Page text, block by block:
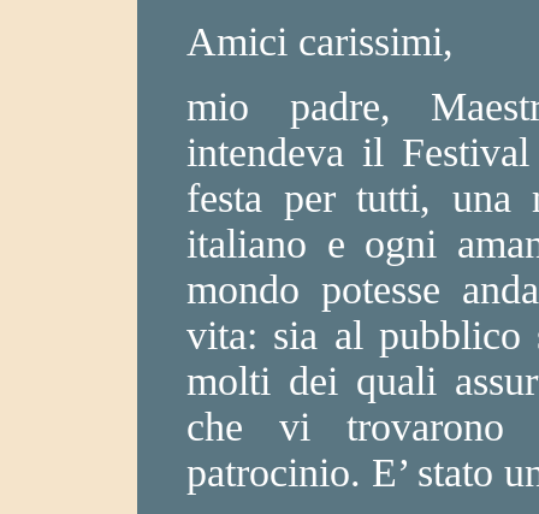
Amici carissimi,
mio padre,
intendeva il
festa per tutti, una
italiano e ogni
mondo potesse
vita: sia al
molti dei quali
che vi trovarono
patrocinio. E’ stato